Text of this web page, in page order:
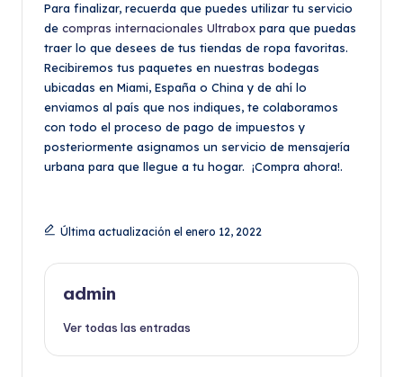
Para finalizar, recuerda que puedes utilizar tu servicio
de compras internacionales Ultrabox para que puedas
traer lo que desees de tus tiendas de ropa favoritas.
Recibiremos tus paquetes en nuestras bodegas
ubicadas en Miami, España o China y de ahí lo
enviamos al país que nos indiques, te colaboramos
con todo el proceso de pago de impuestos y
posteriormente asignamos un servicio de mensajería
urbana para que llegue a tu hogar. ¡Compra ahora!.
Última actualización el enero 12, 2022
admin
Ver todas las entradas